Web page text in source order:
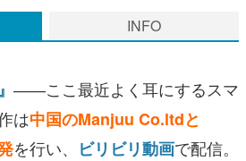
INFO
――ここ最近よく耳にするスマ
は中国のManjuu Co.ltdと
を行い、 ビリビリ動画で配信。